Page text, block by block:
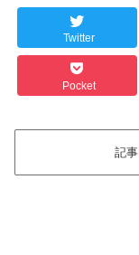
Twitter
Pocket
記